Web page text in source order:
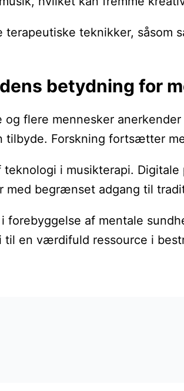
terapeutiske teknikker,
betydning for
flere mennesker
tilbyde. Forskning fortsætter
i musikterapi.
begrænset adgang til
forebyggelse af mentale
til en værdifuld ressource i